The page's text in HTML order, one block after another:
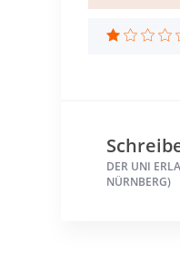
DER UNI
NÜRNBERG)